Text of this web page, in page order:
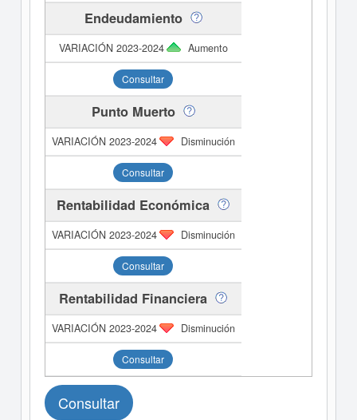
Endeudamiento
Aumento
Consultar
Punto Muerto
Disminución
Consultar
Rentabilidad Económica
Disminución
Consultar
Rentabilidad Financiera
Disminución
Consultar
Consultar